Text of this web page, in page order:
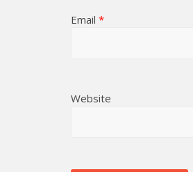
Email *
Website